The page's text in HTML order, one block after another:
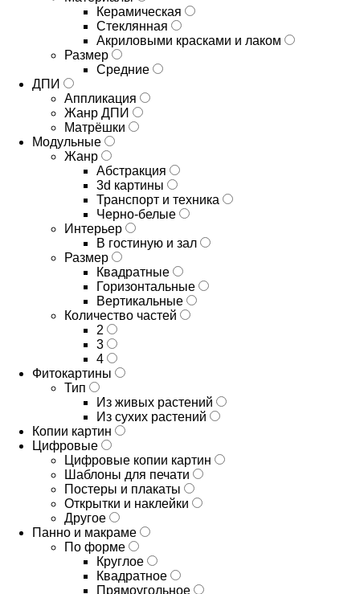
Керамическая
Стеклянная
Акриловыми красками и лаком
Размер
Средние
ДПИ
Аппликация
Жанр ДПИ
Матрёшки
Модульные
Жанр
Абстракция
3d картины
Транспорт и техника
Черно-белые
Интерьер
В гостиную и зал
Размер
Квадратные
Горизонтальные
Вертикальные
Количество частей
2
3
4
Фитокартины
Тип
Из живых растений
Из сухих растений
Копии картин
Цифровые
Цифровые копии картин
Шаблоны для печати
Постеры и плакаты
Открытки и наклейки
Другое
Панно и макраме
По форме
Круглое
Квадратное
Прямоугольное